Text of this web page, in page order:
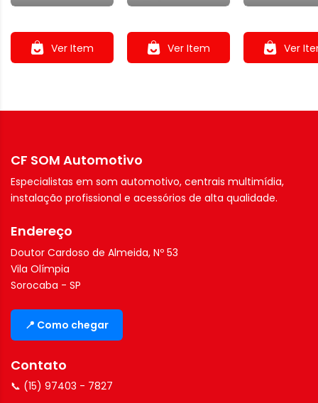
Ver Item Ver Item Ver
CF SOM Automotivo
Especialistas em som automotivo, centrais multimídia,
instalação profissional e acessórios de alta qualidade.
Endereço
Doutor Cardoso de Almeida, Nº 53
Vila Olímpia
Sorocaba - SP
📍 Como chegar
Contato
📞 (15) 97403 - 7827